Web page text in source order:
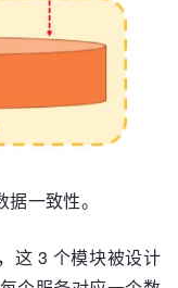
一致性。
这 3 个模块被设计